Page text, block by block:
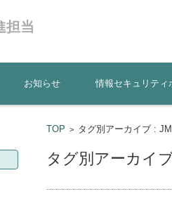
担当
お知らせ 情報セキュリティ
TOP > タグ別アーカイブ :
タグ別アーカイ